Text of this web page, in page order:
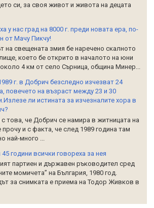
си, за своя живот и живота на децата
у нас град на 8000 г. преди новата ера, по-
от Мачу Пикчу!
на свещената змия бе наречено скалното
което бе открито в началото на юни
около 4 км от село Сърница, община Минер...
г. в Добрич безследно изчезват 24
повечето на възраст между 23 и 30
ли истината за изчезналите хора в
това, че Добрич се намира в житницата на
прочу и с факта, че след 1989 година там
най-много ...
години всички говореха за нея
партиен и държавен ръководител сред
момичета” на България, 1980 год.
за снимката е приема на Тодор Живков в